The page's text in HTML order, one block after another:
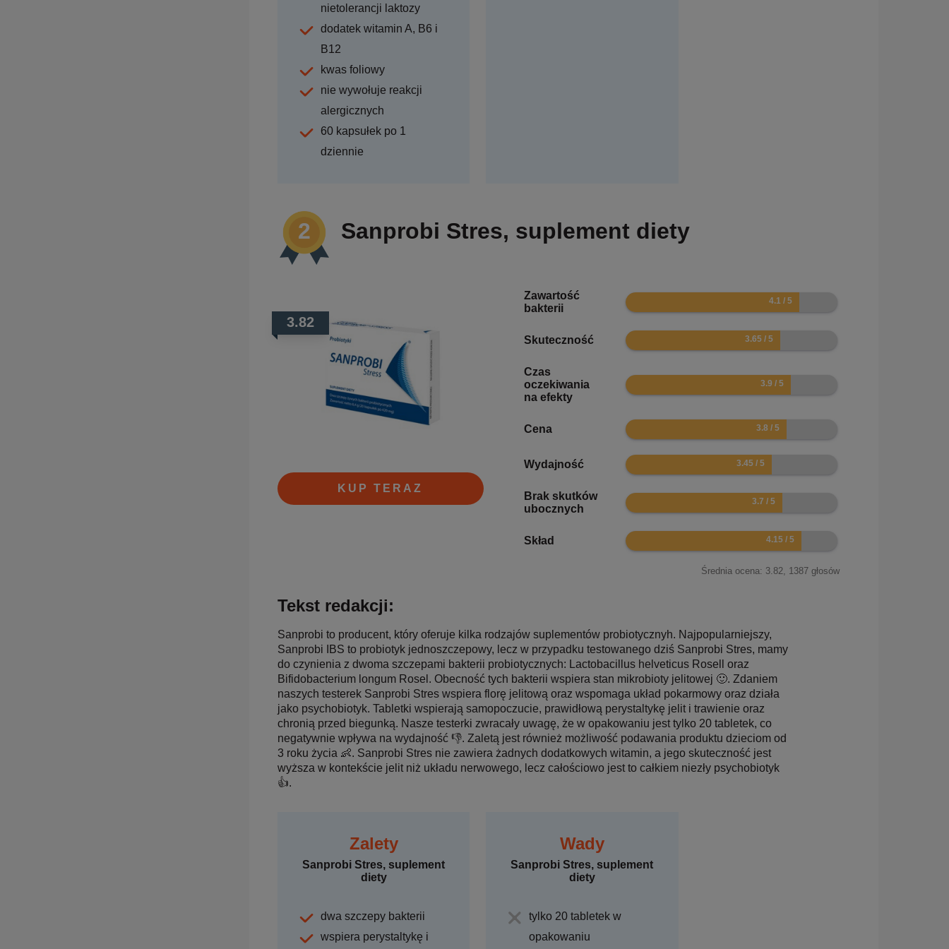
nietolerancji laktozy
dodatek witamin A, B6 i
B12
kwas foliowy
nie wywołuje reakcji
alergicznych
60 kapsułek po 1
dziennie
Sanprobi Stres, suplement diety
3.82
KUP TERAZ
Zawartość
bakterii
8.2
Skuteczność 7.3
Czas
oczekiwania
na efekty
7.8
Cena 7.6
Wydajność 6.9
Brak skutków
ubocznych
7.4
Skład 8.3
Średnia ocena: 3.82, 1387 głosów
Tekst redakcji:
Sanprobi to producent, który oferuje kilka rodzajów suplementów probiotycznyh. Najpopularniejszy,
Sanprobi IBS to probiotyk jednoszczepowy, lecz w przypadku testowanego dziś Sanprobi Stres, mamy
do czynienia z dwoma szczepami bakterii probiotycznych: Lactobacillus helveticus Rosell oraz
Bifidobacterium longum Rosel. Obecność tych bakterii wspiera stan mikrobioty jelitowej 🙂. Zdaniem
naszych testerek Sanprobi Stres wspiera florę jelitową oraz wspomaga układ pokarmowy oraz działa
jako psychobiotyk. Tabletki wspierają samopoczucie, prawidłową perystaltykę jelit i trawienie oraz
chronią przed biegunką. Nasze testerki zwracały uwagę, że w opakowaniu jest tylko 20 tabletek, co
negatywnie wpływa na wydajność 👎. Zaletą jest również możliwość podawania produktu dzieciom od
3 roku życia 👶. Sanprobi Stres nie zawiera żadnych dodatkowych witamin, a jego skuteczność jest
wyższa w kontekście jelit niż układu nerwowego, lecz całościowo jest to całkiem niezły psychobiotyk
👍.
Zalety
Sanprobi Stres, suplement
diety
dwa szczepy bakterii
wspiera perystaltykę i
Wady
Sanprobi Stres, suplement
diety
tylko 20 tabletek w
opakowaniu